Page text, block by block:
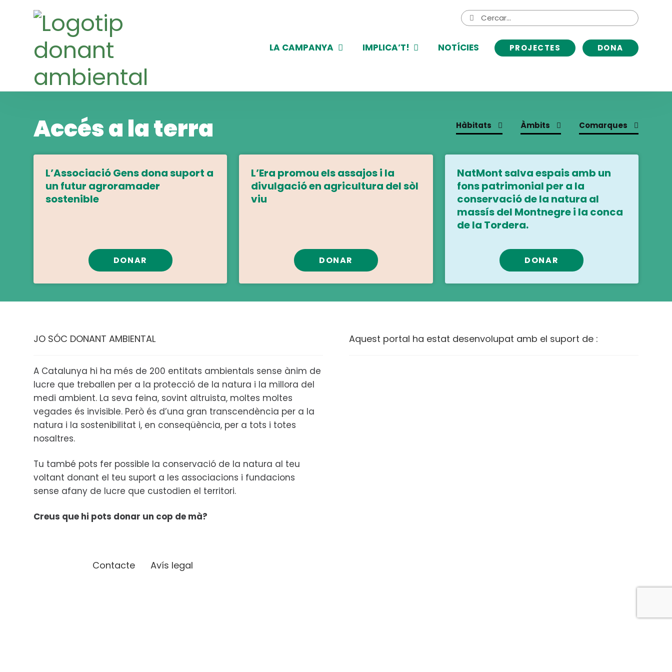
Skip
navigation
Skip
content
Cerca
de:
Cerca
LA CAMPANYA IMPLICA’T! NOTÍCIES PROJECTES DONA
Accés a la terra Hàbitats Àmbits Comarques
L’Associació Gens dona suport a
un futur agroramader
sostenible
DONAR
L’Era promou els assajos i la
divulgació en agricultura del sòl
viu
DONAR
NatMont salva espais amb un
fons patrimonial per a la
conservació de la natura al
massís del Montnegre i la conca
de la Tordera.
DONAR
JO SÓC DONANT AMBIENTAL
A Catalunya hi ha més de 200 entitats ambientals sense ànim de
lucre que treballen per a la protecció de la natura i la millora del
medi ambient. La seva feina, sovint altruista, moltes moltes
vegades és invisible. Però és d’una gran transcendència per a la
natura i la sostenibilitat i, en conseqüència, per a tots i totes
nosaltres.
Tu també pots fer possible la conservació de la natura al teu
voltant donant el teu suport a les associacions i fundacions
sense afany de lucre que custodien el territori.
Creus que hi pots donar un cop de mà?
Contacte Avís legal
Aquest portal ha estat desenvolupat amb el suport de :